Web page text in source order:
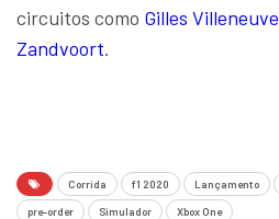
circuitos como Gilles Villeneuve
Zandvoort.
Corrida f1 2020 Lançamento
pre-order Simulador Xbox One